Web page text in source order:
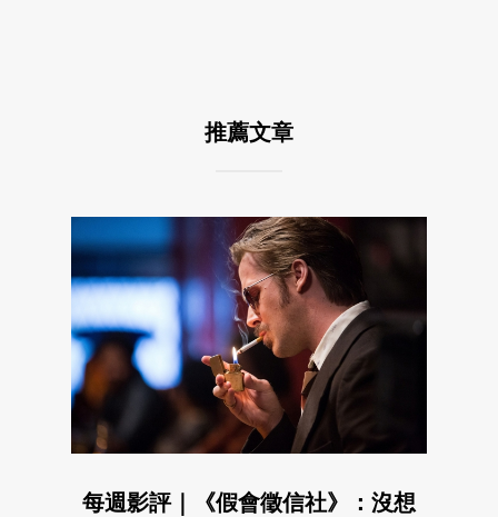
推薦文章
每週影評｜《假會徵信社》：沒想